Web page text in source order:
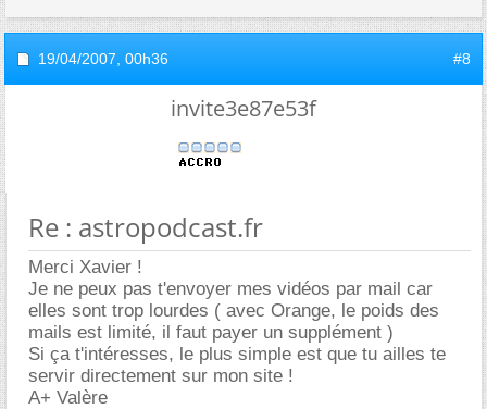
19/04/2007, 00h36 #8
invite3e87e53f
Re : astropodcast.fr
Merci Xavier !
Je ne peux pas t'envoyer mes vidéos par mail car
elles sont trop lourdes ( avec Orange, le poids des
mails est limité, il faut payer un supplément )
Si ça t'intéresses, le plus simple est que tu ailles te
servir directement sur mon site !
A+ Valère